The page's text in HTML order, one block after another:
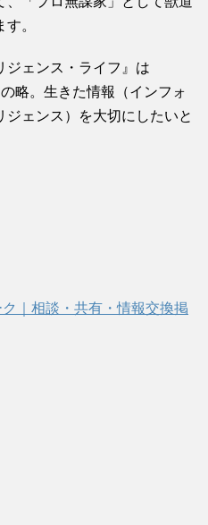
。
ジェンス・ライフ』は
略。生きた情報（インフォ
ジェンス）を大切にしたいと
｜相談・共有・情報交換掲